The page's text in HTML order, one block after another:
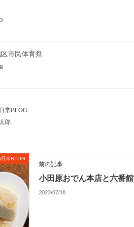
市民体育祭
常BLOG
郎
日常BLOG
前の記事
小田原おでん本店と六番館
2023/07/18